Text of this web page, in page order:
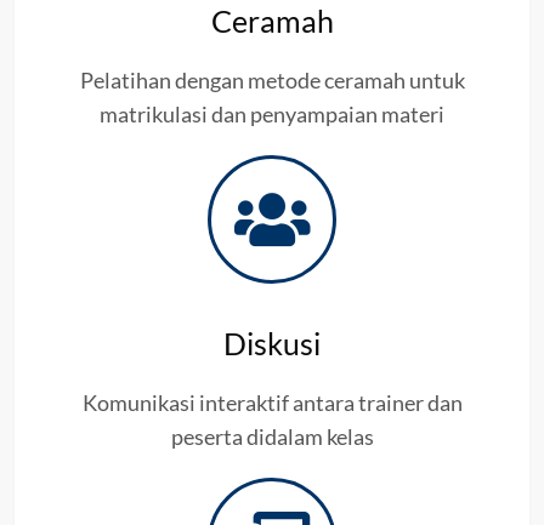
Ceramah
Pelatihan dengan metode ceramah untuk
matrikulasi dan penyampaian materi
Diskusi
Komunikasi interaktif antara trainer dan
peserta didalam kelas